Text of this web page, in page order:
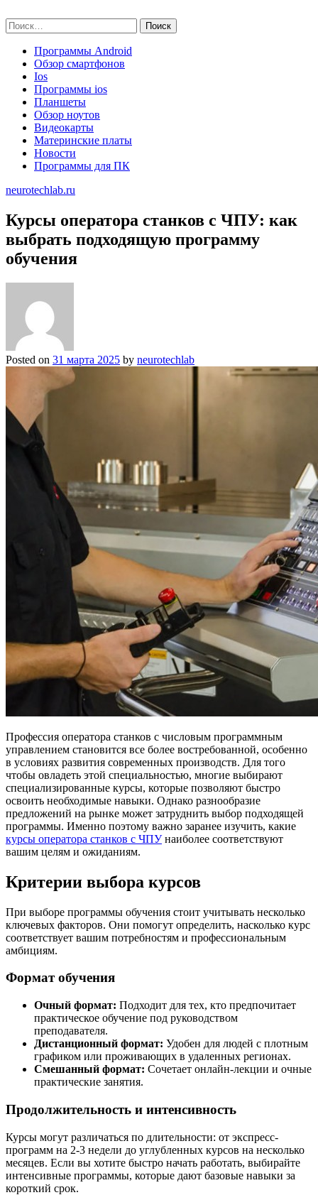
to
content
Найти:
Программы Android
Обзор смартфонов
Ios
Программы ios
Планшеты
Обзор ноутов
Видеокарты
Материнские платы
Новости
Программы для ПК
neurotechlab.ru
Курсы оператора станков с ЧПУ: как
выбрать подходящую программу
обучения
Posted on 31 марта 2025 by neurotechlab
Профессия оператора станков с числовым программным
управлением становится все более востребованной, особенно
в условиях развития современных производств. Для того
чтобы овладеть этой специальностью, многие выбирают
специализированные курсы, которые позволяют быстро
освоить необходимые навыки. Однако разнообразие
предложений на рынке может затруднить выбор подходящей
программы. Именно поэтому важно заранее изучить, какие
курсы оператора станков с ЧПУнаиболее соответствуют
вашим целям и ожиданиям.
Критерии выбора курсов
При выборе программы обучения стоит учитывать несколько
ключевых факторов. Они помогут определить, насколько курс
соответствует вашим потребностям и профессиональным
амбициям.
Формат обучения
Очный формат: Подходит для тех, кто предпочитает
практическое обучение под руководством
преподавателя.
Дистанционный формат: Удобен для людей с плотным
графиком или проживающих в удаленных регионах.
Смешанный формат: Сочетает онлайн-лекции и очные
практические занятия.
Продолжительность и интенсивность
Курсы могут различаться по длительности: от экспресс-
программ на 2-3 недели до углубленных курсов на несколько
месяцев. Если вы хотите быстро начать работать, выбирайте
интенсивные программы, которые дают базовые навыки за
короткий срок.